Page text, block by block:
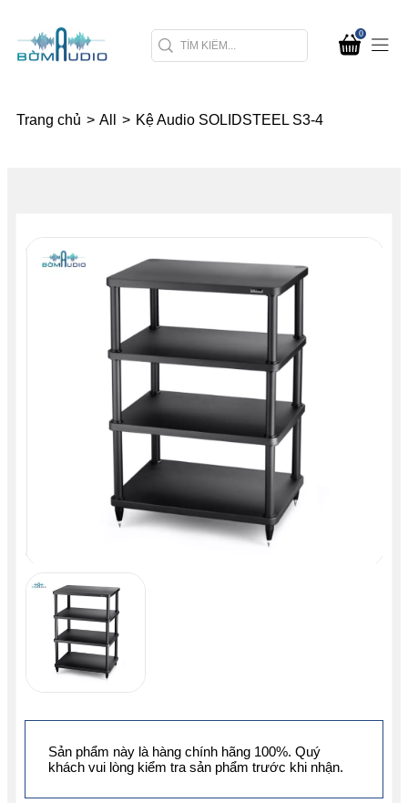
0
Trang chủ > All > Kệ Audio SOLIDSTEEL S3-4
Sản phẩm này là hàng chính hãng 100%. Quý
khách vui lòng kiểm tra sản phẩm trước khi nhận.